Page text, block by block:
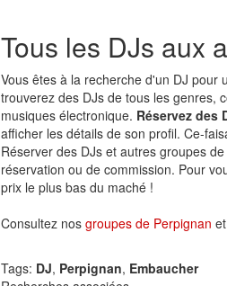
Tous les DJs aux
Vous êtes à la recherche d'un DJ pour
trouverez des DJs de tous les genres,
musiques électronique. Réservez des
afficher les détails de son profil. Ce-
Réserver des DJs et autres groupes
réservation ou de commission. Pour
prix le plus bas du maché !
Consultez nos groupes de Perpignan
Tags: DJ, Perpignan, Embaucher